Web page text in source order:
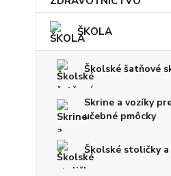
ŠKOLA
Školské šatňové
Skrine a vozíky
učebné pmôcky
Školské stoličky